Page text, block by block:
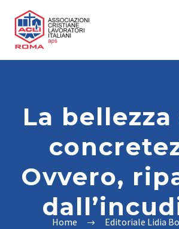
La
Ovvero,
Home
Editoriale Lidia